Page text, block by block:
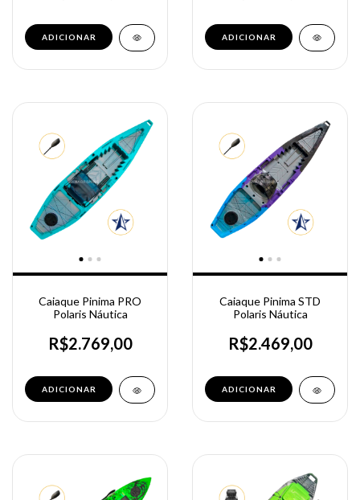
Caiaque Pinima PRO
Polaris Náutica
R$2.769,00
Caiaque Pinima STD
Polaris Náutica
R$2.469,00